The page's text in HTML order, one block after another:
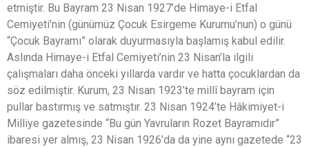
etmiştir. Bu Bayram 23 Nisan 1927’de Himaye-i Etfal
Cemiyeti’nin (günümüz Çocuk Esirgeme Kurumu’nun) o günü
“Çocuk Bayramı” olarak duyurmasıyla başlamış kabul edilir.
Aslında Himaye-i Etfal Cemiyeti’nin 23 Nisan’la ilgili
çalışmaları daha önceki yıllarda vardır ve hatta çocuklardan da
söz edilmiştir. Kurum, 23 Nisan 1923’te millî bayram için
pullar bastırmış ve satmıştır. 23 Nisan 1924’te Hâkimiyet-i
Milliye gazetesinde “Bu gün Yavruların Rozet Bayramıdır”
ibaresi yer almış, 23 Nisan 1926’da da yine aynı gazetede “23